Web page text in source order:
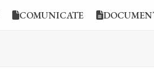
COMUNICATE